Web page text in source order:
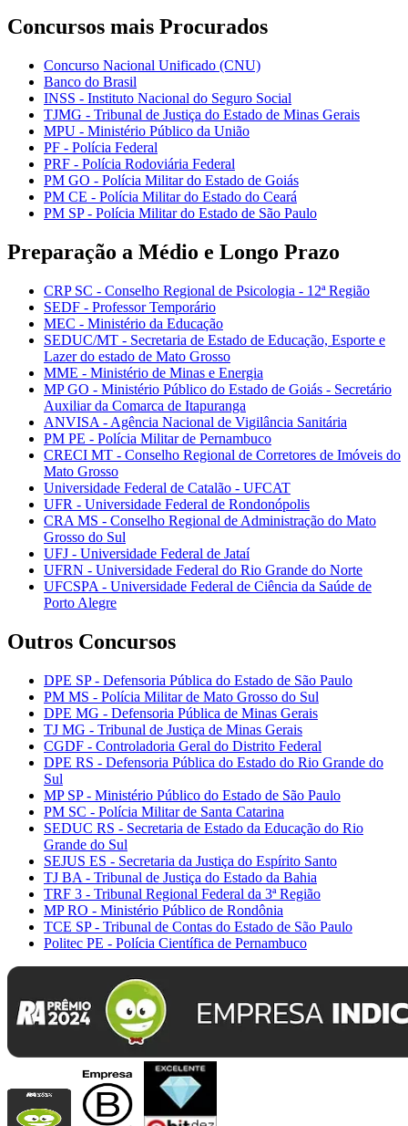
Concursos mais Procurados
Concurso Nacional Unificado (CNU)
Banco do Brasil
INSS - Instituto Nacional do Seguro Social
TJMG - Tribunal de Justiça do Estado de Minas Gerais
MPU - Ministério Público da União
PF - Polícia Federal
PRF - Polícia Rodoviária Federal
PM GO - Polícia Militar do Estado de Goiás
PM CE - Polícia Militar do Estado do Ceará
PM SP - Polícia Militar do Estado de São Paulo
Preparação a Médio e Longo Prazo
CRP SC - Conselho Regional de Psicologia - 12ª Região
SEDF - Professor Temporário
MEC - Ministério da Educação
SEDUC/MT - Secretaria de Estado de Educação, Esporte e
Lazer do estado de Mato Grosso
MME - Ministério de Minas e Energia
MP GO - Ministério Público do Estado de Goiás - Secretário
Auxiliar da Comarca de Itapuranga
ANVISA - Agência Nacional de Vigilância Sanitária
PM PE - Polícia Militar de Pernambuco
CRECI MT - Conselho Regional de Corretores de Imóveis do
Mato Grosso
Universidade Federal de Catalão - UFCAT
UFR - Universidade Federal de Rondonópolis
CRA MS - Conselho Regional de Administração do Mato
Grosso do Sul
UFJ - Universidade Federal de Jataí
UFRN - Universidade Federal do Rio Grande do Norte
UFCSPA - Universidade Federal de Ciência da Saúde de
Porto Alegre
Outros Concursos
DPE SP - Defensoria Pública do Estado de São Paulo
PM MS - Polícia Militar de Mato Grosso do Sul
DPE MG - Defensoria Pública de Minas Gerais
TJ MG - Tribunal de Justiça de Minas Gerais
CGDF - Controladoria Geral do Distrito Federal
DPE RS - Defensoria Pública do Estado do Rio Grande do
Sul
MP SP - Ministério Público do Estado de São Paulo
PM SC - Polícia Militar de Santa Catarina
SEDUC RS - Secretaria de Estado da Educação do Rio
Grande do Sul
SEJUS ES - Secretaria da Justiça do Espírito Santo
TJ BA - Tribunal de Justiça do Estado da Bahia
TRF 3 - Tribunal Regional Federal da 3ª Região
MP RO - Ministério Público de Rondônia
TCE SP - Tribunal de Contas do Estado de São Paulo
Politec PE - Polícia Científica de Pernambuco